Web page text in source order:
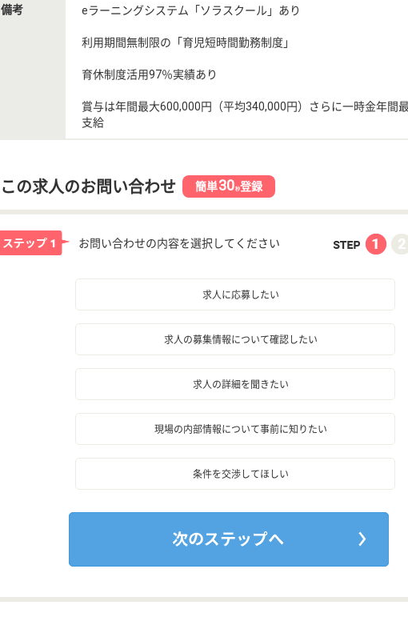
備考 eラーニングシステム「ソラスクール」あり
利用期間無制限の「育児短時間勤務制度」
育休制度活用97％実績あり
賞与は年間最大600,000円（平均340,000円）さらに一時金年間
支給
この求人のお問い合わせ 簡単30秒登録
お問い合わせの内容を選択してください
求人に応募したい
求人の募集情報について確認したい
求人の詳細を聞きたい
現場の内部情報について事前に知りたい
条件を交渉してほしい